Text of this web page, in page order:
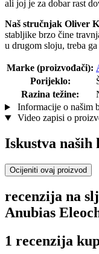
ali joj je za dobar rast
Naš stručnjak Oliver
stabljike brzo čine
u drugom sloju, treba ga
Marke (proizvođači):
Porijeklo:
Razina težine:
Informacije o našim
Video zapisi o
Iskustva naših
Ocijeniti ovaj proizvod
recenzija na
Anubias
1 recenzija